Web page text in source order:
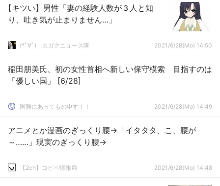
【キツい】男性「妻の経験人数が３人と知
り、吐き気が止まりません…」
(*ﾟ∀ﾟ)ゞカガクニュース隊 2021/6/28(Mo) 14:50
稲田朋美氏、初の女性首相へ新しい保守模索 目指すのは
「優しい国」 [6/28]
国難にあってもの申す！！ 2021/6/28(Mo) 14:49
アニメとか漫画のぎっくり腰→「イタタタ、こ、腰が
～……」現実のぎっくり腰→
【2ch】コピペ情報局 2021/6/28(Mo) 14:48